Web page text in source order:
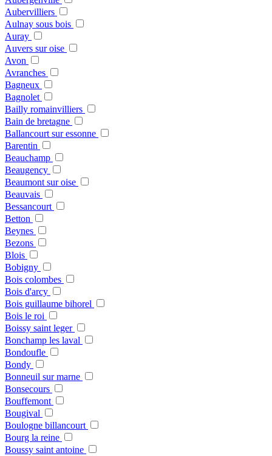
Aubervilliers
Aulnay sous bois
Auray
Auvers sur oise
Avon
Avranches
Bagneux
Bagnolet
Bailly romainvilliers
Bain de bretagne
Ballancourt sur essonne
Barentin
Beauchamp
Beaugency
Beaumont sur oise
Beauvais
Bessancourt
Betton
Beynes
Bezons
Blois
Bobigny
Bois colombes
Bois d'arcy
Bois guillaume bihorel
Bois le roi
Boissy saint leger
Bonchamp les laval
Bondoufle
Bondy
Bonneuil sur marne
Bonsecours
Bouffemont
Bougival
Boulogne billancourt
Bourg la reine
Boussy saint antoine